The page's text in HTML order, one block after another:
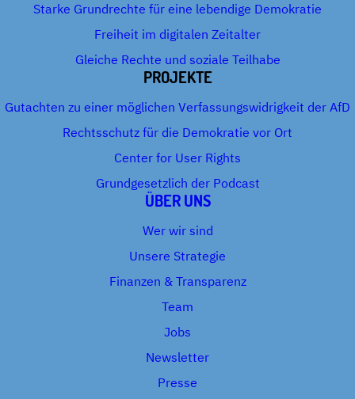
Starke Grundrechte für eine lebendige Demokratie
Freiheit im digitalen Zeitalter
Gleiche Rechte und soziale Teilhabe
PROJEKTE
Gutachten zu einer möglichen Verfassungswidrigkeit der AfD
Rechtsschutz für die Demokratie vor Ort
Center for User Rights
Grundgesetzlich der Podcast
ÜBER UNS
Wer wir sind
Unsere Strategie
Finanzen & Transparenz
Team
Jobs
Newsletter
Presse